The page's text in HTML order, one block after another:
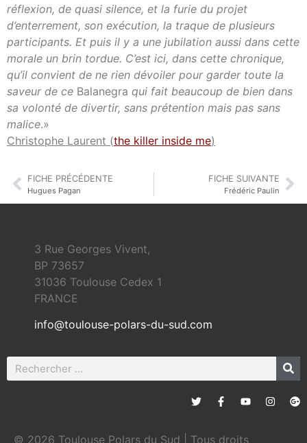
réflexion, de quasi silence, et la furie du projet
d’enterrement, son exécution, la traque de plusieurs
participants. Et puis il y a une jubilation aussi dans cette
morale un brin tordue. C’est ici, dans cette chronique,
qu’il convient de ne rien dévoiler pour garder toute la
saveur de ce Balanegra qui fait beaucoup de bien dans
sa volonté de divertir, sans prétention mais pas sans
malice.»
Christophe Laurent (the killer inside me)
FICHE PRÉCÉDENTE
Hugues Pagan
FICHE SUIVANTE
Frédéric Paulin
3 Rue Georges Vivent,
BP 73657
31036 Toulouse Cedex 1
FRANCE
info@toulouse-polars-du-sud.com
© 2026 Toulouse Polars du Sud | Tous droits